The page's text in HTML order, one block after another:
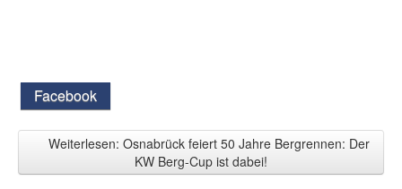
Facebook
Weiterlesen: Osnabrück feiert 50 Jahre Bergrennen: Der
KW Berg-Cup ist dabei!